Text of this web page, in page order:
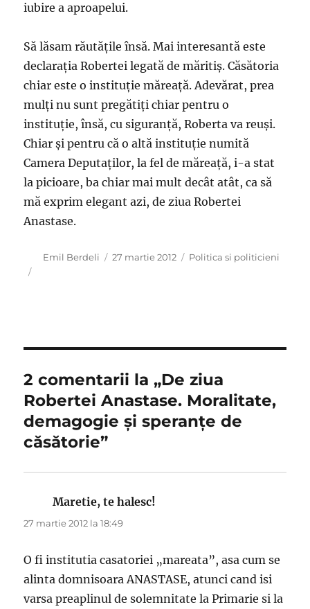
iubire a aproapelui.
Să lăsam răutăţile însă. Mai interesantă este
declaraţia Robertei legată de măritiş. Căsătoria
chiar este o instituţie măreaţă. Adevărat, prea
mulţi nu sunt pregătiţi chiar pentru o
instituţie, însă, cu siguranţă, Roberta va reuşi.
Chiar şi pentru că o altă instituţie numită
Camera Deputaţilor, la fel de măreaţă, i-a stat
la picioare, ba chiar mai mult decât atât, ca să
mă exprim elegant azi, de ziua Robertei
Anastase.
Autor
Emil Berdeli
Publicat
27 martie 2012 Categorii
Politica si politicieni
2 comentarii la „De ziua
Robertei Anastase. Moralitate,
demagogie şi speranţe de
căsătorie”
Maretie, te halesc!
27 martie 2012 la 18:49
O fi institutia casatoriei „mareata”, asa cum se
alinta domnisoara ANASTASE, atunci cand isi
varsa preaplinul de solemnitate la Primarie si la